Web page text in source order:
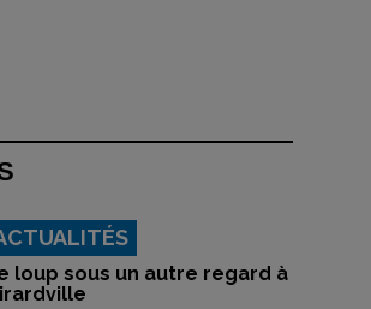
loup sous un autre regard à